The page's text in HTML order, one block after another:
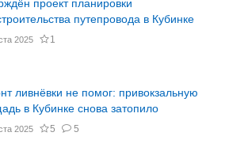
проект планировки
путепровода в Кубинке
2025 1
ливнёвки не помог: привокзальную
в Кубинке снова затопило
2025 5 5